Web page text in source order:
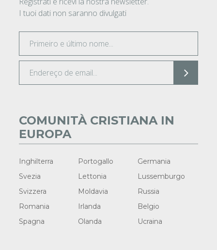
I tuoi dati non saranno divulgati
COMUNITÀ CRISTIANA IN
EUROPA
Inghilterra Portogallo
Germania
Svezia
Lettonia
Lussemburgo
Svizzera
Moldavia
Russia
Romania
Irlanda
Belgio
Spagna
Olanda Ucraina